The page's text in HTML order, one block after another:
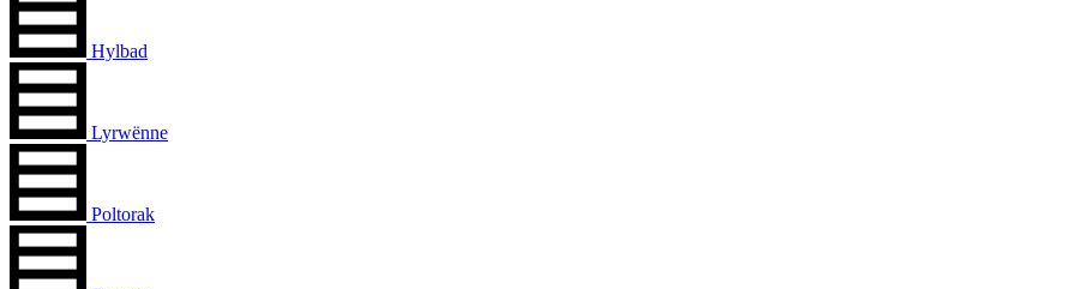
Hylbad
Lyrwënne
Poltorak